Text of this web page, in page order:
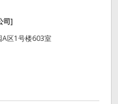
司]
A区1号楼603室